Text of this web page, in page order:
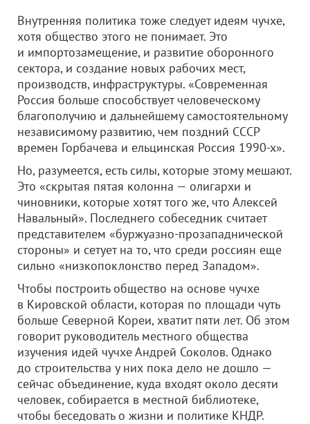
Внутренняя политика тоже следует идеям чучхе,
хотя общество этого не понимает. Это
и импортозамещение, и развитие оборонного
сектора, и создание новых рабочих мест,
производств, инфраструктуры. «Современная
Россия больше способствует человеческому
благополучию и дальнейшему самостоятельному
независимому развитию, чем поздний СССР
времен Горбачева и ельцинская Россия 1990-х».
Но, разумеется, есть силы, которые этому мешают.
Это «скрытая пятая колонна — олигархи и
чиновники, которые хотят того же, что Алексей
Навальный». Последнего собеседник считает
представителем «буржуазно-прозападнической
стороны» и сетует на то, что среди россиян еще
сильно «низкопоклонство перед Западом».
Чтобы построить общество на основе чучхе
в Кировской области, которая по площади чуть
больше Северной Кореи, хватит пяти лет. Об этом
говорит руководитель местного общества
изучения идей чучхе Андрей Соколов. Однако
до строительства у них пока дело не дошло —
сейчас объединение, куда входят около десяти
человек, собирается в местной библиотеке,
чтобы беседовать о жизни и политике КНДР.